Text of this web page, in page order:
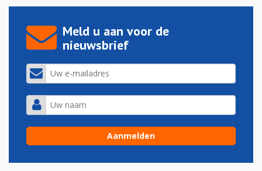
Meld u aan voor de
nieuwsbrief